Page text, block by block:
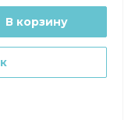
В корзину